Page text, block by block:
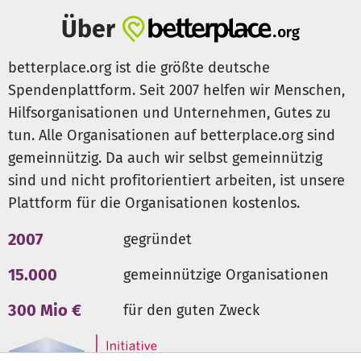
So wirkt Tilda dort, wo Betroffene sonst allein gelassen
würden.
Da die Nachfrage enorm hoch ist und wir möglichst vielen
Betroffenen helfen wollten, ist der Fonds nun fast
ausgeschöpft.
Damit Menschen, die von geschlechtsspezifischer Gewalt
betroffen sind, auch 2026 wieder direkt Geld für dringend
notwendige Ausgaben erhalten können, brauchen wir
dich!
Deine Spende zeigt nicht nur Solidarität, sie macht
unmittelbare, konkrete Hilfe möglich.
Jeder Beitrag wirkt:
oder Unterkunft
• 250 € – z. B. ein paar Nächte in einer sicheren Unterkunft
Über
betterplace.org ist die größte deutsche
Spendenplattform. Seit 2007 helfen wir Menschen,
Hilfsorganisationen und Unternehmen, Gutes zu
tun. Alle Organisationen auf betterplace.org sind
gemeinnützig. Da auch wir selbst gemeinnützig
sind und nicht profitorientiert arbeiten, ist unsere
Plattform für die Organisationen kostenlos.
2007 gegründet
15.000 gemeinnützige Organisationen
300 Mio € für den guten Zweck